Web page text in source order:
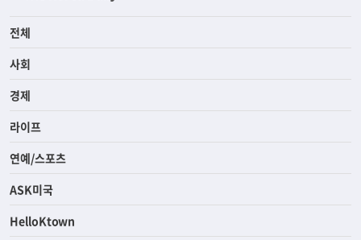
전체
사회
경제
라이프
연예/스포츠
ASK미국
HelloKtown